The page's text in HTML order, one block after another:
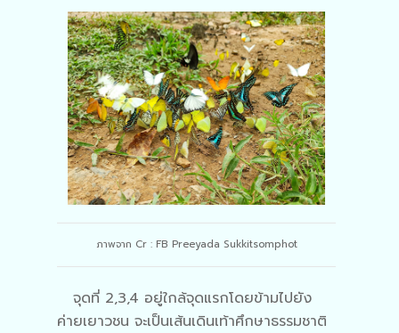
ภาพจาก Cr : FB Preeyada Sukkitsomphot
จุดที่ 2,3,4 อยู่ใกล้จุดแรกโดยข้ามไปยัง
ค่ายเยาวชน จะเป็นเส้นเดินเท้าศึกษาธรรมชาติ